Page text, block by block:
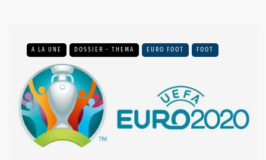
A LA UNE DOSSIER - THEMA EURO FOOT FOOT